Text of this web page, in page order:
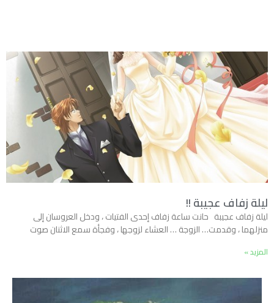
ليلة زفاف عجيبة !!
ليلة زفاف عجيبة حانت ساعة زفاف إحدى الفتيات ، ودخل العروسان إلى
منزلهما ، وقدمت… الزوجة … العشاء لزوجها ، وفجأة سمع الاثنان صوت
المزيد »